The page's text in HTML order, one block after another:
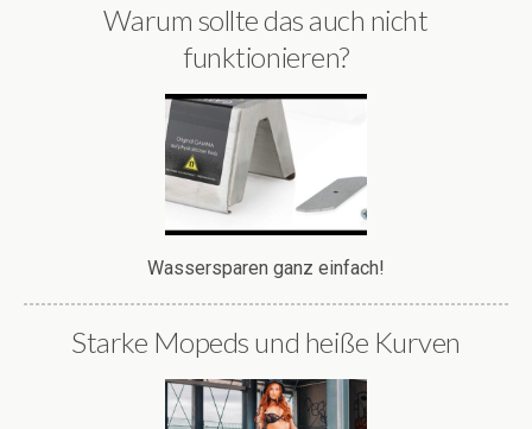
Warum sollte das auch nicht
funktionieren?
Wassersparen ganz einfach!
Starke Mopeds und heiße Kurven